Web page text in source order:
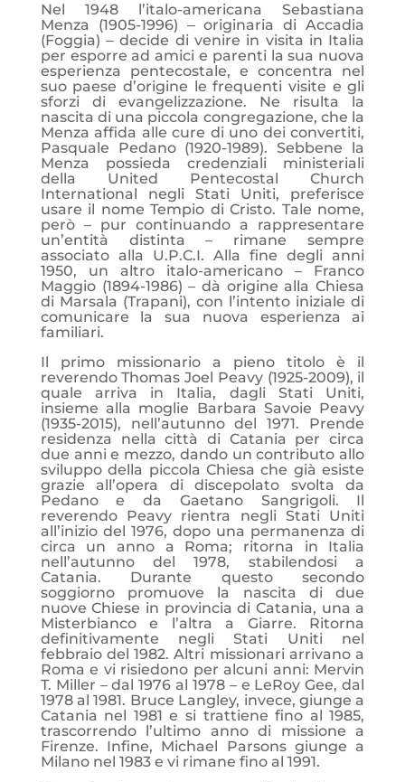
Nel 1948 l’italo-americana Sebastiana
Menza (1905-1996) ‒ originaria di Accadia
(Foggia) ‒ decide di venire in visita in Italia
per esporre ad amici e parenti la sua nuova
esperienza pentecostale, e concentra nel
suo paese d’origine le frequenti visite e gli
sforzi di evangelizzazione. Ne risulta la
nascita di una piccola congregazione, che la
Menza affida alle cure di uno dei convertiti,
Pasquale Pedano (1920-1989). Sebbene la
Menza possieda credenziali ministeriali
della United Pentecostal Church
International negli Stati Uniti, preferisce
usare il nome Tempio di Cristo. Tale nome,
però – pur continuando a rappresentare
un’entità distinta – rimane sempre
associato alla U.P.C.I. Alla fine degli anni
1950, un altro italo-americano – Franco
Maggio (1894-1986) – dà origine alla Chiesa
di Marsala (Trapani), con l’intento iniziale di
comunicare la sua nuova esperienza ai
familiari.
Il primo missionario a pieno titolo è il
reverendo Thomas Joel Peavy (1925-2009), il
quale arriva in Italia, dagli Stati Uniti,
insieme alla moglie Barbara Savoie Peavy
(1935-2015), nell’autunno del 1971. Prende
residenza nella città di Catania per circa
due anni e mezzo, dando un contributo allo
sviluppo della piccola Chiesa che già esiste
grazie all’opera di discepolato svolta da
Pedano e da Gaetano Sangrigoli. Il
reverendo Peavy rientra negli Stati Uniti
all’inizio del 1976, dopo una permanenza di
circa un anno a Roma; ritorna in Italia
nell’autunno del 1978, stabilendosi a
Catania. Durante questo secondo
soggiorno promuove la nascita di due
nuove Chiese in provincia di Catania, una a
Misterbianco e l’altra a Giarre. Ritorna
definitivamente negli Stati Uniti nel
febbraio del 1982. Altri missionari arrivano a
Roma e vi risiedono per alcuni anni: Mervin
T. Miller – dal 1976 al 1978 – e LeRoy Gee, dal
1978 al 1981. Bruce Langley, invece, giunge a
Catania nel 1981 e si trattiene fino al 1985,
trascorrendo l’ultimo anno di missione a
Firenze. Infine, Michael Parsons giunge a
Milano nel 1983 e vi rimane fino al 1991.